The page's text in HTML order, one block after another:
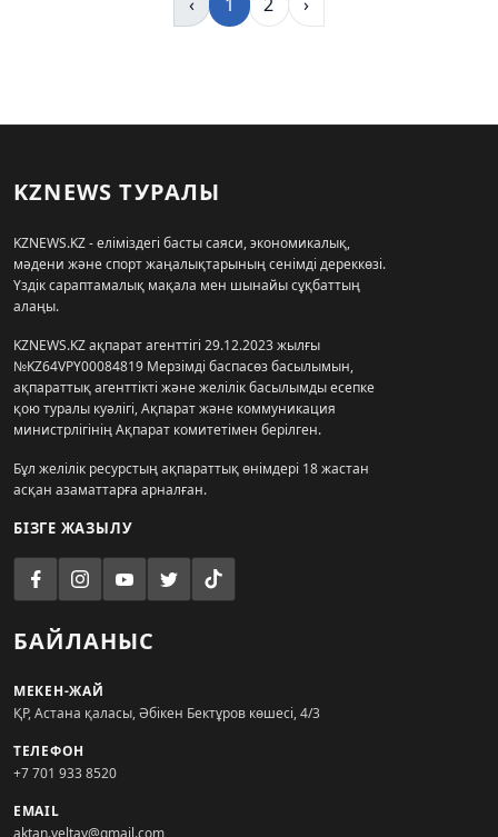
KZNEWS ТУРАЛЫ
KZNEWS.KZ - еліміздегі басты саяси, экономикалық,
мәдени және спорт жаңалықтарының сенімді дереккөзі.
Үздік сараптамалық мақала мен шынайы сұқбаттың
алаңы.
KZNEWS.KZ ақпарат агенттігі 29.12.2023 жылғы
№KZ64VPY00084819 Мерзімді баспасөз басылымын,
ақпараттық агенттікті және желілік басылымды есепке
қою туралы куәлігі, Ақпарат және коммуникация
министрлігінің Ақпарат комитетімен берілген.
Бұл желілік ресурстың ақпараттық өнімдері 18 жастан
асқан азаматтарға арналған.
БІЗГЕ ЖАЗЫЛУ
БАЙЛАНЫС
МЕКЕН-ЖАЙ
ҚР, Астана қаласы, Әбікен Бектұров көшесі, 4/3
ТЕЛЕФОН
+7 701 933 8520
EMAIL